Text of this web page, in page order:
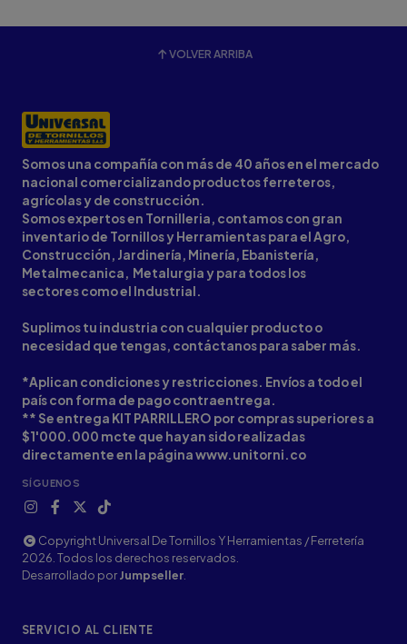
VOLVER ARRIBA
Somos una compañía con más de 40 años en el mercado
nacional comercializando productos ferreteros,
agrícolas y de construcción.
Somos expertos en Tornilleria, contamos con gran
inventario de Tornillos y Herramientas para el Agro,
Construcción, Jardinería, Minería, Ebanistería,
Metalmecanica, Metalurgia y para todos los
sectores como el Industrial.
Suplimos tu industria con cualquier producto o
necesidad que tengas, contáctanos para saber más.
*Aplican condiciones y restricciones. Envíos a todo el
país con forma de pago contraentrega.
** Se entrega KIT PARRILLERO por compras superiores a
$1'000.000 mcte que hayan sido realizadas
directamente en la página www.unitorni.co
SÍGUENOS
Copyright Universal De Tornillos Y Herramientas / Ferretería
2026. Todos los derechos reservados.
Desarrollado porJumpseller
SERVICIO AL CLIENTE